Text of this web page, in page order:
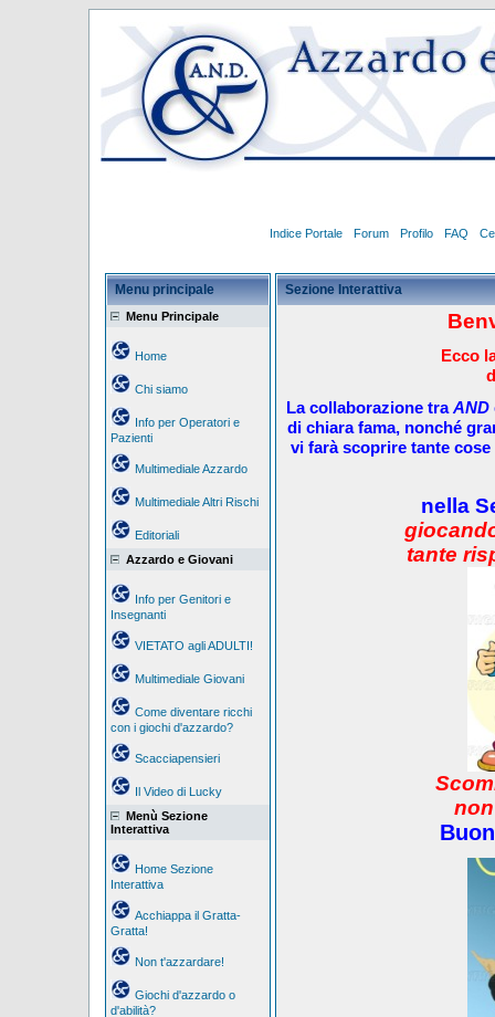
Indice Portale Forum Profilo FAQ
Menu principale
Menu Principale
Home
Chi siamo
Info per Operatori e
Pazienti
Multimediale Azzardo
Multimediale Altri Rischi
Editoriali
Azzardo e Giovani
Info per Genitori e
Insegnanti
VIETATO agli ADULTI!
Multimediale Giovani
Come diventare ricchi
con i giochi d'azzardo?
Scacciapensieri
Il Video di Lucky
Menù Sezione
Interattiva
Home Sezione
Interattiva
Acchiappa il Gratta-
Gratta!
Non t'azzardare!
Giochi d'azzardo o
d'abilità?
Sezione Interattiva
Ecco
La collaborazione traAND
di chiara fama, nonché
vi farà scoprire tante
nella
tante